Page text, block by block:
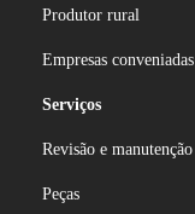
Produtor rural
Empresas conveniadas
Serviços
Revisão e manutenção
Peças